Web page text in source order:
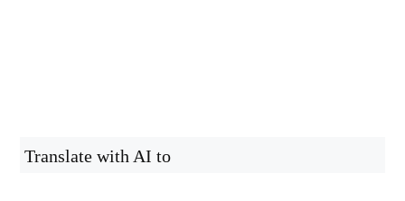
Translate with AI to